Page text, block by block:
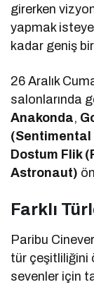
girerken
yapmak
kadar geniş
26 Aralık
salonlarında
Anakonda,
(Sentimental
Dostum Flik
Astronaut)
Farklı
Paribu
tür çeşitliliğini
sevenler için